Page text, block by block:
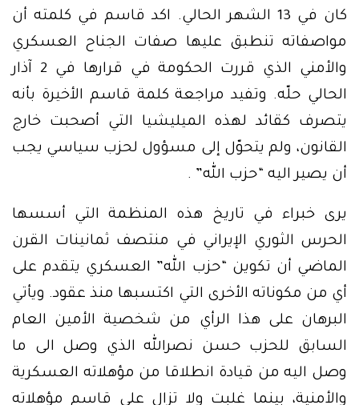
كان في 13 الشهر الحالي. اكد قاسم في كلمته أن
مواصفاته تنطبق عليها صفات الجناح العسكري
والأمني الذي قررت الحكومة في قرارها في 2 آذار
الحالي حلّه. وتفيد مراجعة كلمة قاسم الأخيرة بأنه
يتصرف كقائد لهذه الميليشيا التي أصحبت خارج
القانون، ولم يتحوّل إلى مسؤول لحزب سياسي يجب
أن يصير اليه “حزب الله” .
يرى خبراء في تاريخ هذه المنظمة التي أسسها
الحرس الثوري الإيراني في منتصف ثمانينات القرن
الماضي أن تكوين “حزب الله” العسكري يتقدم على
أي من مكوناته الأخرى التي اكتسبها منذ عقود. ويأتي
البرهان على هذا الرأي من شخصية الأمين العام
السابق للحزب حسن نصرالله الذي وصل الى ما
وصل اليه من قيادة انطلاقا من مؤهلاته العسكرية
والأمنية، بينما غلبت ولا تزال على قاسم مؤهلاته